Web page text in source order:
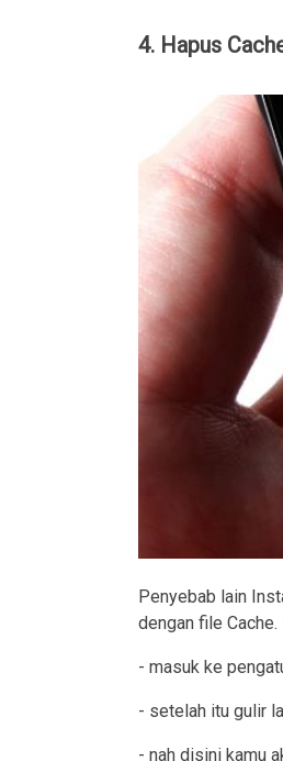
4. Hapus
Penyebab lain
dengan file
- masuk ke
- setelah itu gulir
- nah disini kamu